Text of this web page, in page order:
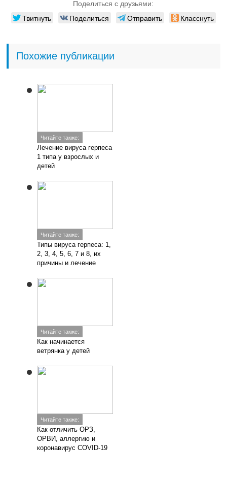
Поделиться с друзьями:
Твитнуть Поделиться Отправить Класснуть
Похожие публикации
Читайте также:
Лечение вируса герпеса
1 типа у взрослых и
детей
Читайте также:
Типы вируса герпеса: 1,
2, 3, 4, 5, 6, 7 и 8, их
причины и лечение
Читайте также:
Как начинается
ветрянка у детей
Читайте также:
Как отличить ОРЗ,
ОРВИ, аллергию и
коронавирус COVID-19